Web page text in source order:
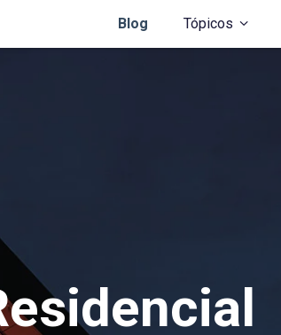
Blog Tópicos